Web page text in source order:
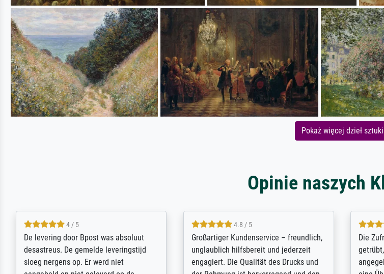
Pokaż więcej dzieł sztuki
Opinie naszych
5 / 5
Sehr gute Qualität des Leinwanddrucks
und des Rahmens! Unser Bild wurde
sehr sorgfältig und sicher verpackt, so
5 / 5
Für ein Erinnerungsbuch mit der
Feldpost meines Großvaters aus dem 1.
Weltkrieg benötigte ich ein
vieles